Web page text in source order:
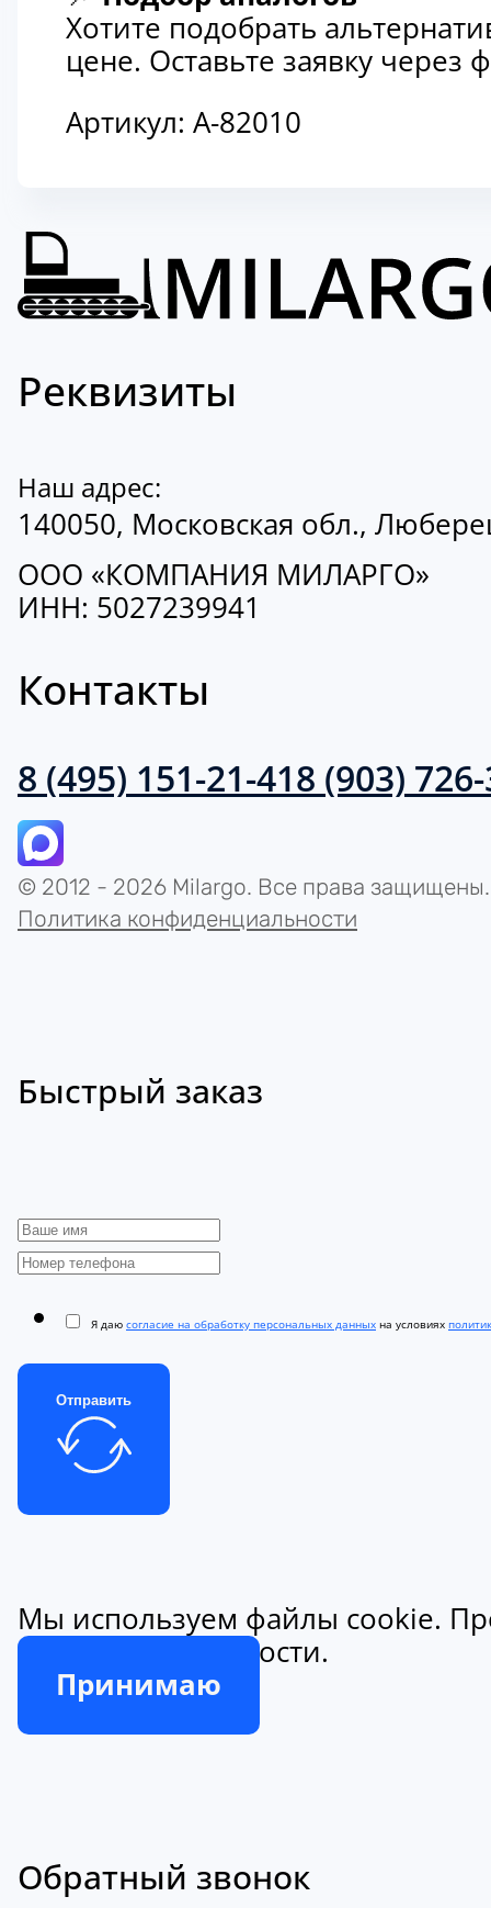
Хотите подобрать
цене. Оставьте заявку
Артикул: A-82010
Реквизиты
Наш адрес:
140050, Московская обл.,
ООО «КОМПАНИЯ МИЛАРГО»
ИНН: 5027239941
Контакты
8 (495) 151-21-418 (903)
© 2012 - 2026 Milargo. Все права защищены.
Политика конфиденциальности
Быстрый заказ
Я даю согласие на обработку персональных данных на условиях
Отправить
Мы используем файлы cookie.
конфиденциальности.
Принимаю
Обратный звонок